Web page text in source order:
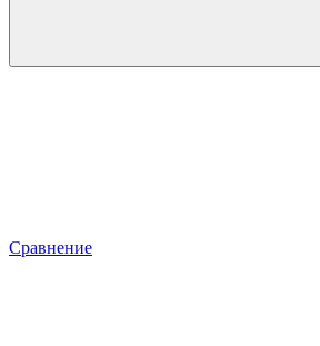
Сравнение